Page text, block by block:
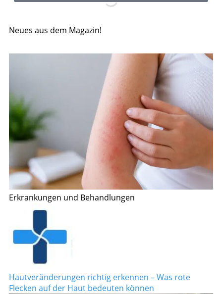
Neues aus dem Magazin!
Erkrankungen und Behandlungen
Hautveränderungen richtig erkennen – Was rote
Flecken auf der Haut bedeuten können